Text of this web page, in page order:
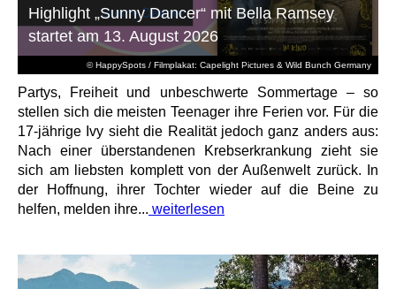
© HappySpots / Filmplakat: Capelight Pictures & Wild Bunch Germany
Highlight „Sunny Dancer“ mit Bella Ramsey
startet am 13. August 2026
Partys, Freiheit und unbeschwerte Sommertage – so
stellen sich die meisten Teenager ihre Ferien vor. Für die
17-jährige Ivy sieht die Realität jedoch ganz anders aus:
Nach einer überstandenen Krebserkrankung zieht sie
sich am liebsten komplett von der Außenwelt zurück. In
der Hoffnung, ihrer Tochter wieder auf die Beine zu
helfen, melden ihre... weiterlesen